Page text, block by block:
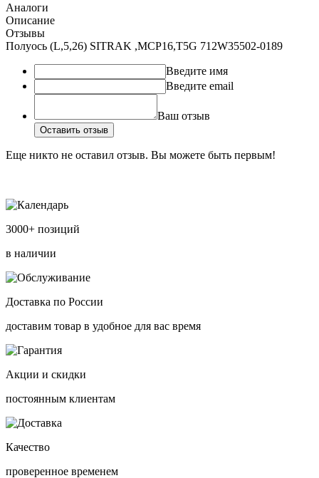
Аналоги
Описание
Отзывы
Полуось (L,5,26) SITRAK ,MCP16,T5G 712W35502-0189
Введите имя
Введите email
Ваш отзыв
Оставить отзыв
Еще никто не оставил отзыв. Вы можете быть первым!
3000+ позиций
в наличии
Доставка по России
доставим товар в удобное для вас время
Акции и скидки
постоянным клиентам
Качество
проверенное временем